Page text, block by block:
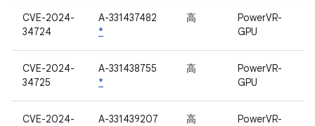
CVE-2024-
34724
A-331437482
*
高
PowerVR-
GPU
CVE-2024-
34725
A-331438755
*
高
PowerVR-
GPU
CVE-2024-
A-331439207
高
PowerVR-